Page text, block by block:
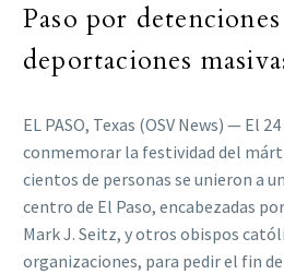
Paso por
deportaciones
EL PASO, Texas (OSV News) — El
conmemorar la festividad del
cientos de personas se unieron a
centro de El Paso, encabezadas
Mark J. Seitz, y otros obispos
organizaciones, para pedir el fin